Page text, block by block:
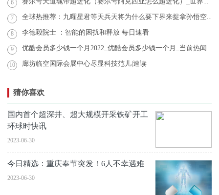
6
7 全球热推荐：九曜星君等天兵天将为什么要下界来捉拿孙悟空_九曜星君
8 李德毅院士 ：智能的困扰和释放 每日速看
9 优酷会员多少钱一个月2022_优酷会员多少钱一个月_当前热闻
10 廊坊临空国际会展中心尽显科技范儿|速读
猜你喜欢
国内首个超深井、超大规模开采铁矿开工
环球时快讯
2023-06-30
今日精选：重庆奉节突发！6人不幸遇难
2023-06-30